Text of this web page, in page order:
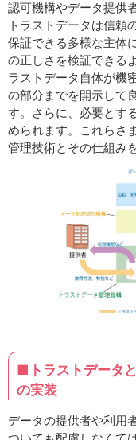
認可機構やデータ提供
トラストデータは信頼
保証できる多様な主体
の正しさを検証できる
ラストデータ自体が機
の部分までを開示して
す。さらに、必要とす
められます。これらさ
管理技術とその仕組み
■トラストデータ
の実装
データの提供者や利用